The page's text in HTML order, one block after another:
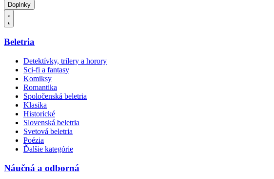
Doplnky
Beletria
Detektívky, trilery a horory
Sci-fi a fantasy
Komiksy
Romantika
Spoločenská beletria
Klasika
Historické
Slovenská beletria
Svetová beletria
Poézia
Ďalšie kategórie
Náučná a odborná